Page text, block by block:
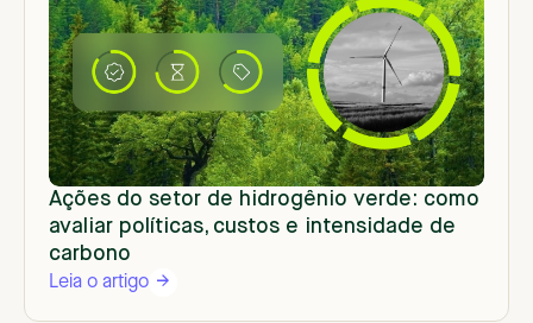
Ações do setor de hidrogênio verde: como
avaliar políticas, custos e intensidade de
carbono
Leia o artigo